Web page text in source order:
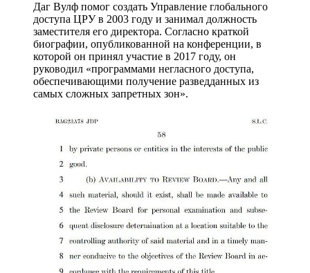
Даг Вулф помог создать Управление глобального
доступа ЦРУ в 2003 году и занимал должность
заместителя его директора. Согласно краткой
биографии, опубликованной на конференции, в
которой он принял участие в 2017 году, он
руководил «программами негласного доступа,
обеспечивающими получение разведданных из
самых сложных запретных зон».